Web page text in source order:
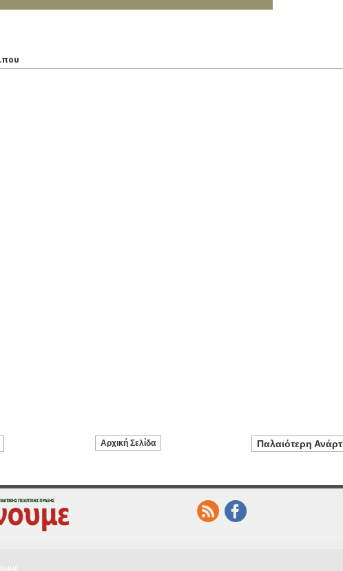
Παλαιότερη
Αρχική Σελίδα